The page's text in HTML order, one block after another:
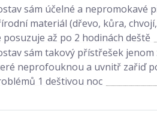
sám účelné a nepromokavé
materiál (dřevo, kůra,
posuzuje až po 2 hodinách deště
sám takový přístřešek
neprofouknou a uvnitř zařiď
1 deštivou noc